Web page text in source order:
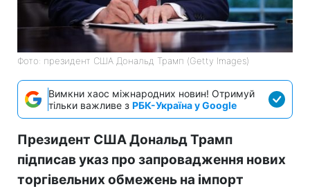
Фото: президент США Дональд Трамп (Getty Images)
Вимкни хаос міжнародних новин! Отримуй
тільки важливе з РБК-Україна у Google
Президент США Дональд Трамп
підписав указ про запровадження нових
торгівельних обмежень на імпорт